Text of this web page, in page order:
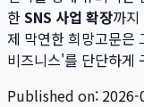
한SNS 사업 확장까
제 막연한 희망고문은
비즈니스'를 단단하게
Published on: 2026-